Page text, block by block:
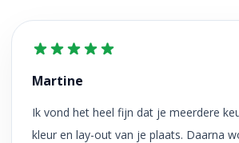
Martine
Ik vond het heel fijn dat je meerdere
kleur en lay-out van je plaats. Daarna